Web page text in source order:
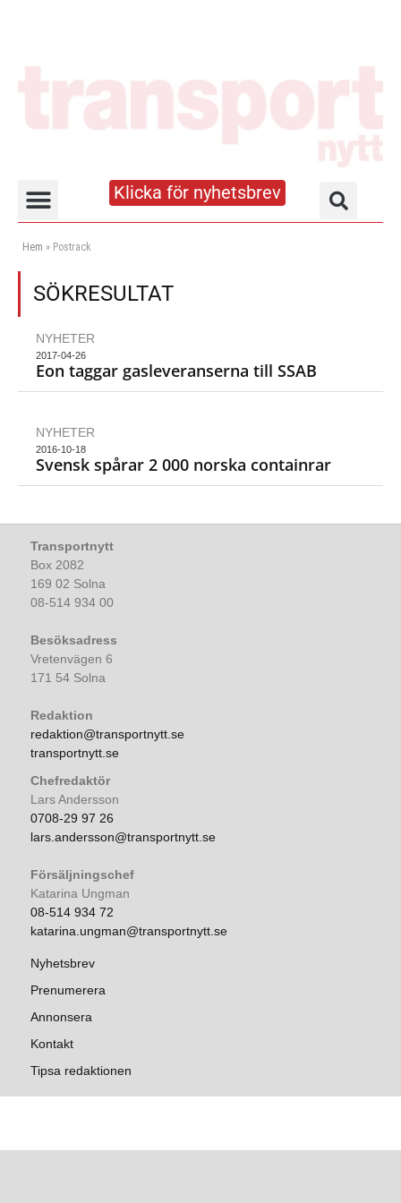
Klicka för nyhetsbrev
Hem » Postrack
SÖKRESULTAT
NYHETER
2017-04-26
Eon taggar gasleveranserna till SSAB
NYHETER
2016-10-18
Svensk spårar 2 000 norska containrar
Transportnytt
Box 2082
169 02 Solna
08-514 934 00
Besöksadress
Vretenvägen 6
171 54 Solna
Redaktion
redaktion@transportnytt.se
transportnytt.se
Chefredaktör
Lars Andersson
0708-29 97 26
lars.andersson@transportnytt.se
Försäljningschef
Katarina Ungman
08-514 934 72
katarina.ungman@transportnytt.se
Nyhetsbrev
Prenumerera
Annonsera
Kontakt
Tipsa redaktionen